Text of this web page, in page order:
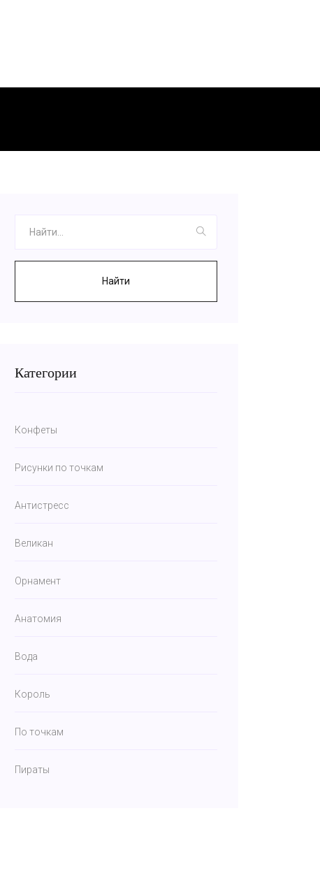
Найти
Категории
Конфеты
Рисунки по точкам
Антистресс
Великан
Орнамент
Анатомия
Вода
Король
По точкам
Пираты